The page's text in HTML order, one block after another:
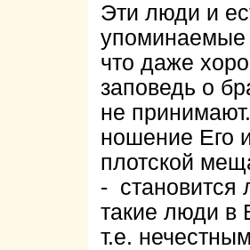
Эти люди и
упоминаемые
что даже
заповедь о
не
ношение Его
плотской
-
такие люди в
т.е.